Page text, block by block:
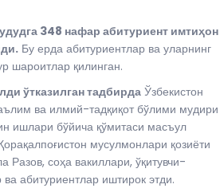
348 нафар абитуриент имтиҳон
Бу ерда абитуриентлар ва уларнинг
шароитлар қилинган.
ўтказилган тадбирда Ўзбекистон
ва илмий-тадқиқот бўлими мудири
ишлари бўйича қўмитаси масъул
мусулмонлари қозиёти
Разов, соҳа вакиллари, ўқитувчи-
абитуриентлар иштирок этди.